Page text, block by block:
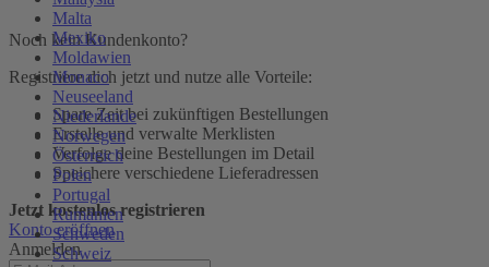
Malta
Mexiko
Moldawien
Monaco
Neuseeland
Niederlande
Norwegen
Österreich
Polen
Portugal
Rumänien
Schweden
Schweiz
Noch kein Kundenkonto?
Registriere dich jetzt und nutze alle Vorteile:
Spare Zeit bei zukünftigen Bestellungen
Erstelle und verwalte Merklisten
Verfolge deine Bestellungen im Detail
Speichere verschiedene Lieferadressen
Jetzt kostenlos registrieren
Konto eröffnen
Anmelden